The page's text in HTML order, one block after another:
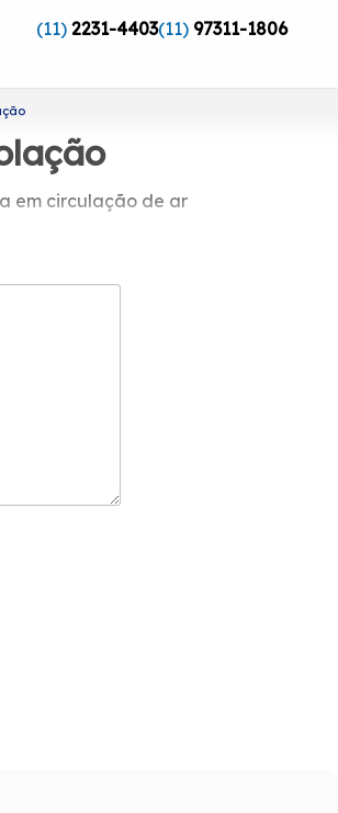
(11) 2231-4403(11) 97311-1806
em circulação de ar
qualificados a
Branco, entre
Conte com a